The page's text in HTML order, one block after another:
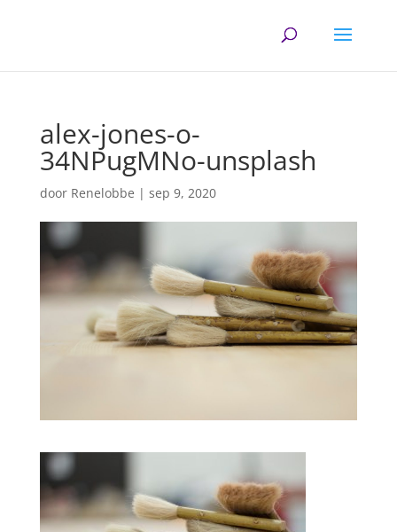
alex-jones-o-
34NPugMNo-unsplash
door Renelobbe | sep 9, 2020